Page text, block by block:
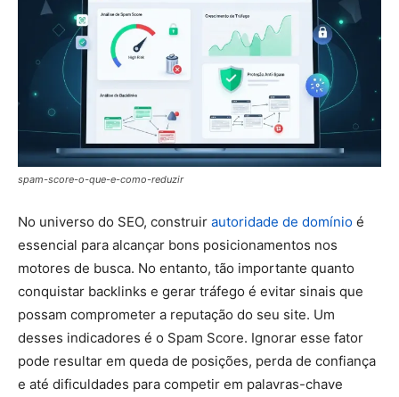
spam-score-o-que-e-como-reduzir
No universo do SEO, construir autoridade de domínio é
essencial para alcançar bons posicionamentos nos
motores de busca. No entanto, tão importante quanto
conquistar backlinks e gerar tráfego é evitar sinais que
possam comprometer a reputação do seu site. Um
desses indicadores é o Spam Score. Ignorar esse fator
pode resultar em queda de posições, perda de confiança
e até dificuldades para competir em palavras-chave